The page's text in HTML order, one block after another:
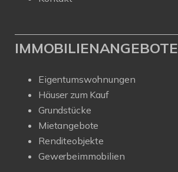
IMMOBILIENANGEBOTE
Eigentumswohnungen
Häuser zum Kauf
Grundstücke
Mietangebote
Renditeobjekte
Gewerbeimmobilien